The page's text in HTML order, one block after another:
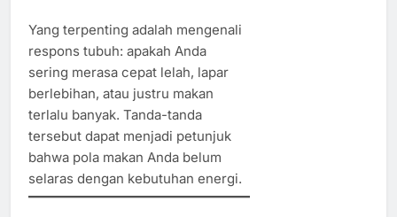
Yang terpenting adalah mengenali
respons tubuh: apakah Anda
sering merasa cepat lelah, lapar
berlebihan, atau justru makan
terlalu banyak. Tanda-tanda
tersebut dapat menjadi petunjuk
bahwa pola makan Anda belum
selaras dengan kebutuhan energi.